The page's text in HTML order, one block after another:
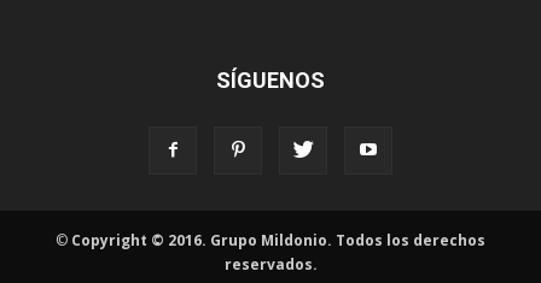
SÍGUENOS
© Copyright © 2016. Grupo Mildonio. Todos los derechos
reservados.